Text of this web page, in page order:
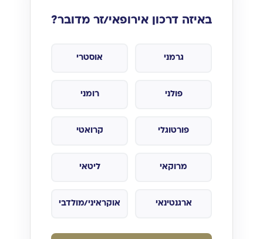
באיזה דרכון אירופאי/זר מדובר?
גרמני אוסטרי
פולני רומני
פורטוגלי קרואטי
מרוקאי ליטאי
ארגנטינאי אוקראיני/מולדבי